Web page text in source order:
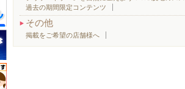
過去の期間限定コンテンツ
その他
掲載をご希望の店舗様へ